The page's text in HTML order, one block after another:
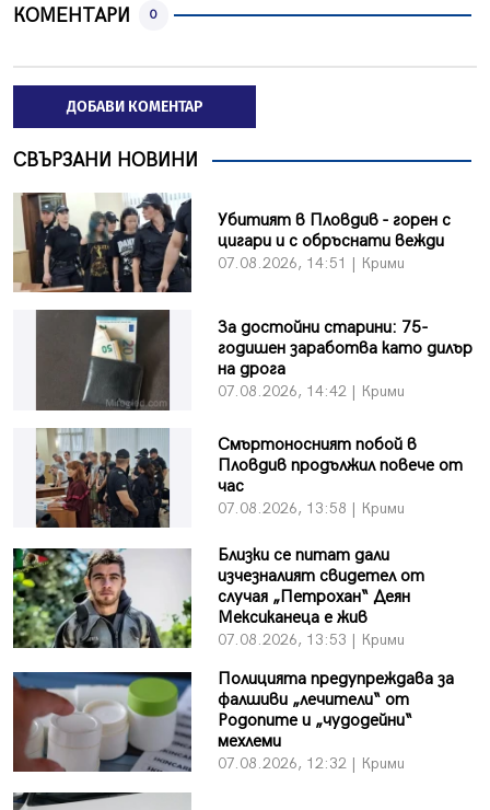
КОМЕНТАРИ 0
ДОБАВИ КОМЕНТАР
СВЪРЗАНИ НОВИНИ
Убитият в Пловдив - горен с
цигари и с обръснати вежди
07.08.2026, 14:51 | Крими
За достойни старини: 75-
годишен заработва като дилър
на дрога
07.08.2026, 14:42 | Крими
Смъртоносният побой в
Пловдив продължил повече от
час
07.08.2026, 13:58 | Крими
Близки се питат дали
изчезналият свидетел от
случая „Петрохан“ Деян
Мексиканеца е жив
07.08.2026, 13:53 | Крими
Полицията предупреждава за
фалшиви „лечители“ от
Родопите и „чудодейни“
мехлеми
07.08.2026, 12:32 | Крими